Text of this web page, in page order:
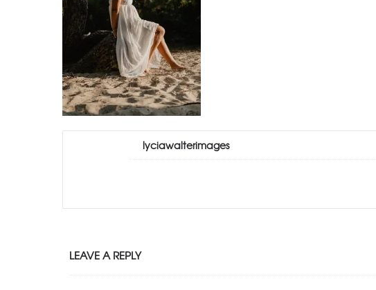
lyciawalterimages
LEAVE A REPLY